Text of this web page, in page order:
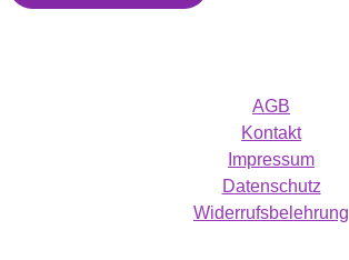
AGB
Kontakt
Impressum
Datenschutz
Widerrufsbelehrung